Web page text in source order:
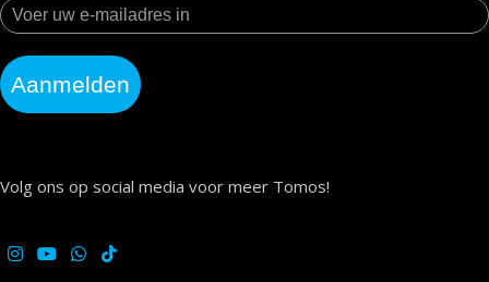
Aanmelden
Volg ons op social media voor meer Tomos!